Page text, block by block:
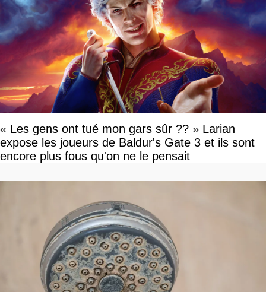
« Les gens ont tué mon gars sûr ?? » Larian
expose les joueurs de Baldur's Gate 3 et ils sont
encore plus fous qu'on ne le pensait